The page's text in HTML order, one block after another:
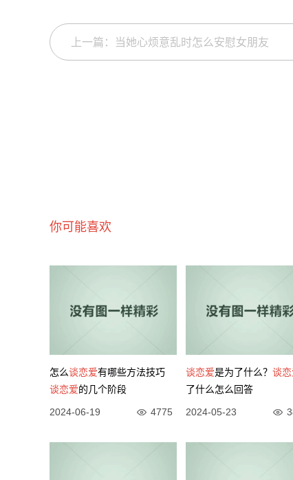
上一篇：当她心烦意乱时怎么安慰女朋友
你可能喜欢
怎么谈恋爱有哪些方法技巧
谈恋爱的几个阶段
2024-06-19 4775
谈恋爱是为了什么？ 谈恋
了什么怎么回答
2024-05-23